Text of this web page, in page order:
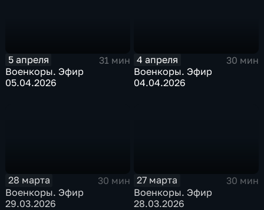
5 апреля
31 мин
Военкоры. Эфир
05.04.2026
4 апреля
30 мин
Военкоры. Эфир
04.04.2026
28 марта
30 мин
Военкоры. Эфир
29.03.2026
27 марта
30 мин
Военкоры. Эфир
28.03.2026